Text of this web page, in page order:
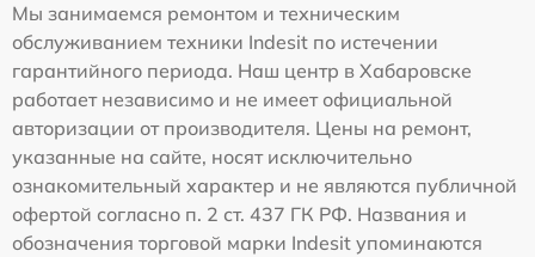
Мы занимаемся ремонтом и техническим
обслуживанием техники Indesit по истечении
гарантийного периода. Наш центр в Хабаровске
работает независимо и не имеет официальной
авторизации от производителя. Цены на ремонт,
указанные на сайте, носят исключительно
ознакомительный характер и не являются публичной
офертой согласно п. 2 ст. 437 ГК РФ. Названия и
обозначения торговой марки Indesit упоминаются